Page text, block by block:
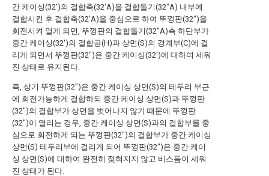
간 케이싱(32')의 결합축(32'A)을 결합돌기(32"A) 내부에
결합시킨 후 결합축(32'A)을 중심으로 하여 뚜껑판(32")을
회전시켜 열게 되면, 뚜껑판의 결합돌기(32"A)측 하단부가
중간 케이싱(32')의 결합공(H)과 상면(S)의 경계부(C)에 걸
리게 되면서 뚜껑판(32")은 중간 케이싱(32')에 대하여 세워
진 상태로 유지된다.
즉, 상기 뚜껑판(32")은 중간 케이싱 상면(S)의 테두리 부근
에 회전가능하게 결합하되 중간 케이싱 상면(S)과 뚜껑판
(32")의 결합부가 상면을 벗어나지 않기 때문에 뚜껑판
(32")이 열리는 경우, 중간 케이싱 상면(S)과의 결합부를 중
심으로 회전하게 되는 뚜껑판(32")의 결합부가 중간 케이싱
상면(S) 테두리부에 걸리게 되어 뚜껑판(32")은 중간 케이
싱 상면(S)에 대하여 완전히 젖혀지지 않고 비스듬이 세워
진 상태가 된다.